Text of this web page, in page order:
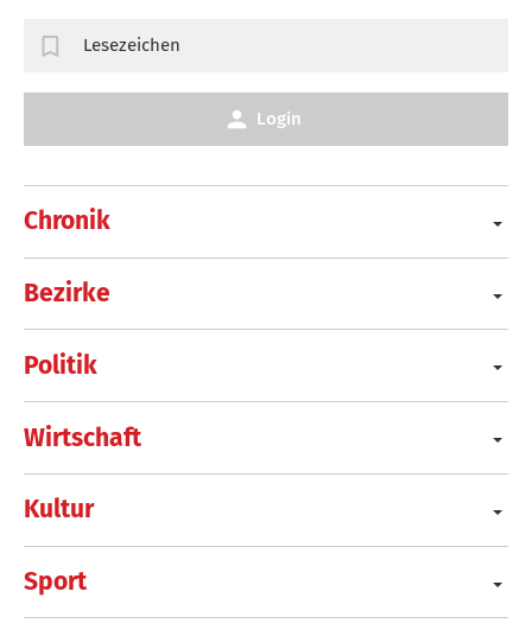
Chronik
Bezirke
Politik
Wirtschaft
Kultur
Sport
Lesezeichen
Login